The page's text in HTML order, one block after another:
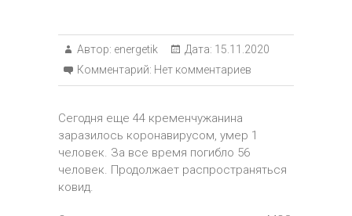
Автор: energetik Дата: 15.11.2020
Комментарий: Нет комментариев
Сегодня еще 44 кременчужанина
заразилось коронавирусом, умер 1
человек. За все время погибло 56
человек. Продолжает распространяться
ковид.